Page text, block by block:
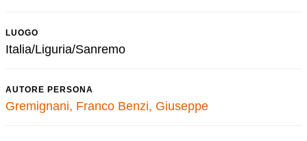
LUOGO
Italia/Liguria/Sanremo
AUTORE PERSONA
Gremignani, Franco Benzi, Giuseppe